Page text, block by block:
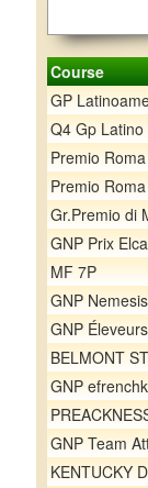
Course
GP
Q4 Gp Latino
Premio Roma
Premio Roma
Gr.Premio di
GNP Prix
MF 7P
GNP Nemesis
GNP
BELMONT
GNP
GNP Team
KENTUCKY